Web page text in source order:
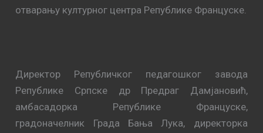
отварању културног центра Републике Француске.
Директор Републичког педагошког завода
Републике Српске др Предраг Дамјановић,
амбасадорка Републике Француске,
градоначелник Града Бања Лука, директорка